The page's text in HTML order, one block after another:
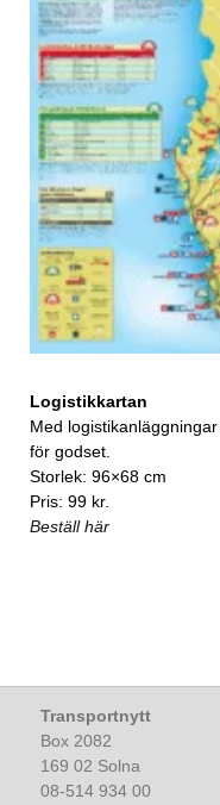
Logistikkartan
Med
för godset.
Storlek: 96×68 cm
Pris: 99 kr.
Beställ här
Transportnytt
Box 2082
169 02 Solna
08-514 934 00